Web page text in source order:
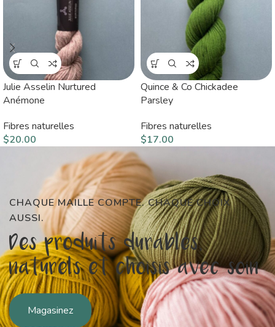
Julie Asselin Nurtured
Anémone
Fibres naturelles
$20.00
Quince & Co Chickadee
Parsley
Fibres naturelles
$17.00
CHAQUE MAILLE COMPTE. CHAQUE CHOIX
AUSSI.
Des produits durables,
naturels et choisis avec soin
Magasinez